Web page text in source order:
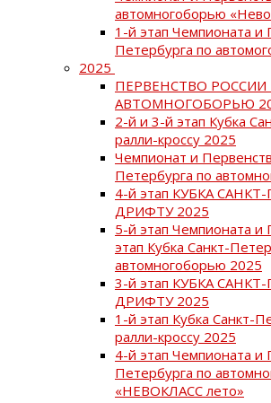
автомногоборью
1-й этап Чемпионата и
Петербурга по
2025
ПЕРВЕНСТВО РОССИИ
АВТОМНОГОБОРЬЮ
2-й и 3-й этап Кубка
ралли-кроссу 2025
Чемпионат и
Петербурга по
4-й этап КУБКА
ДРИФТУ 2025
5-й этап Чемпионата и
этап Кубка Санкт-
автомногоборью 2025
3-й этап КУБКА
ДРИФТУ 2025
1-й этап Кубка Санкт-
ралли-кроссу 2025
4-й этап Чемпионата и
Петербурга по
«НЕВОКЛАСС лето»